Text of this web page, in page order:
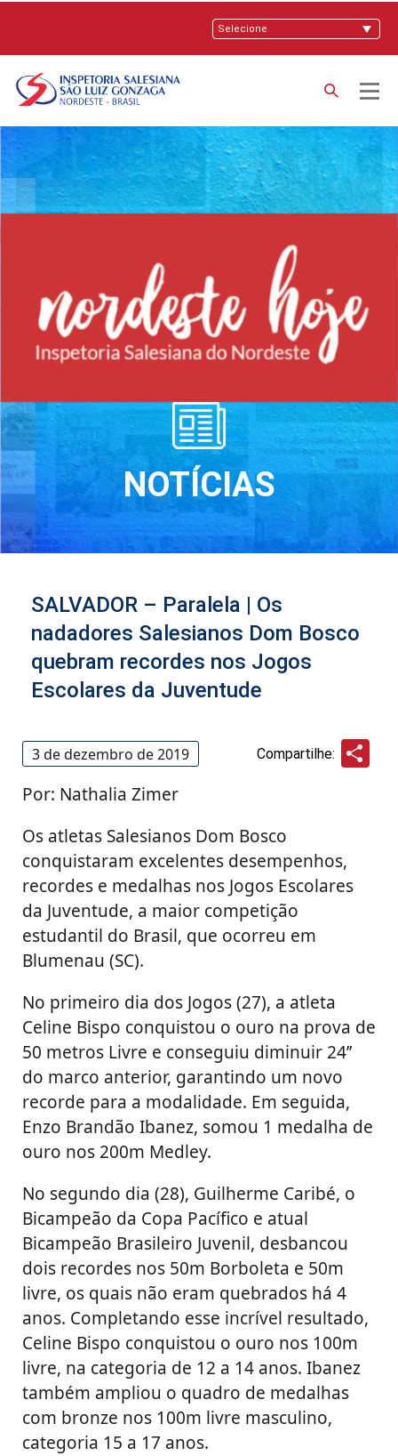
NOTÍCIAS
SALVADOR – Paralela | Os
nadadores Salesianos Dom Bosco
quebram recordes nos Jogos
Escolares da Juventude
3 de dezembro de 2019 Compartilhe:
Por: Nathalia Zimer
Os atletas Salesianos Dom Bosco
conquistaram excelentes desempenhos,
recordes e medalhas nos Jogos Escolares
da Juventude, a maior competição
estudantil do Brasil, que ocorreu em
Blumenau (SC).
No primeiro dia dos Jogos (27), a atleta
Celine Bispo conquistou o ouro na prova de
50 metros Livre e conseguiu diminuir 24’’
do marco anterior, garantindo um novo
recorde para a modalidade. Em seguida,
Enzo Brandão Ibanez, somou 1 medalha de
ouro nos 200m Medley.
No segundo dia (28), Guilherme Caribé, o
Bicampeão da Copa Pacífico e atual
Bicampeão Brasileiro Juvenil, desbancou
dois recordes nos 50m Borboleta e 50m
livre, os quais não eram quebrados há 4
anos. Completando esse incrível resultado,
Celine Bispo conquistou o ouro nos 100m
livre, na categoria de 12 a 14 anos. Ibanez
também ampliou o quadro de medalhas
com bronze nos 100m livre masculino,
categoria 15 a 17 anos.